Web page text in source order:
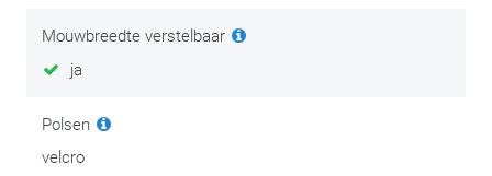
Mouwbreedte verstelbaar
ja
Polsen
velcro